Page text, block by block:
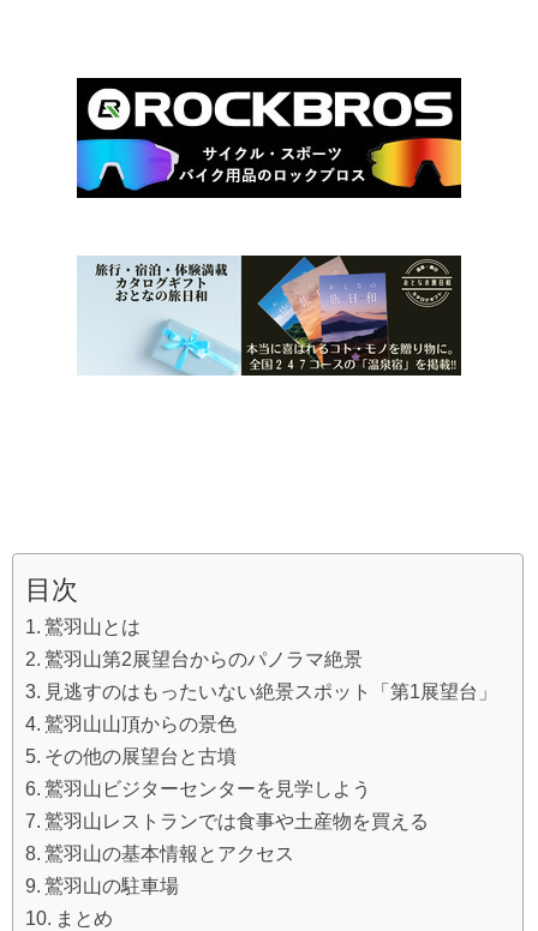
目次
鷲羽山とは
鷲羽山第2展望台からのパノラマ絶景
見逃すのはもったいない絶景スポット「第1展望台」
鷲羽山山頂からの景色
その他の展望台と古墳
鷲羽山ビジターセンターを見学しよう
鷲羽山レストランでは食事や土産物を買える
鷲羽山の基本情報とアクセス
鷲羽山の駐車場
まとめ